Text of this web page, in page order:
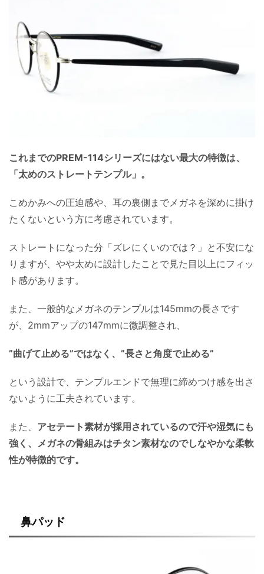
これまでのPREM-114シリーズにはない最大の特徴は、
「太めのストレートテンプル」。
こめかみへの圧迫感や、耳の裏側までメガネを深めに掛け
たくないという方に考慮されています。
ストレートになった分「ズレにくいのでは？」と不安にな
りますが、やや太めに設計したことで見た目以上にフィッ
ト感があります。
また、一般的なメガネのテンプルは145mmの長さです
が、2mmアップの147mmに微調整され、
”曲げて止める”ではなく、”長さと角度で止める”
という設計で、テンプルエンドで無理に締めつけ感を出さ
ないように工夫されています。
また、 アセテート素材が採用されているので汗や湿気にも
強く、メガネの骨組みはチタン素材なのでしなやかな柔軟
性が特徴的です。
鼻パッド